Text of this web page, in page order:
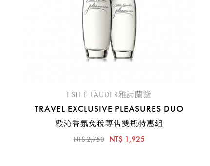
國際線出境旅客
場的下單時間皆不相同，細節或訂購流程指引，請瀏覽
您必須登入才有辦法使用喜愛清單！
護露，極速修護新革命，啟動年
想年輕，就年輕！[CHINA
臨床評估結果，效果因人而異。
估結果，效果因人而異。(3) 經
評估結果，效果因人而異。(4)
女性每天使用2次產品，連續3週
中國女性使用產品後臨床評估結
ESTEE LAUDER雅詩蘭黛
TRAVEL EXCLUSIVE PLEASURES DUO
歡沁香氛免稅專售雙瓶特惠組
NT$ 2,750 NT$ 1,925